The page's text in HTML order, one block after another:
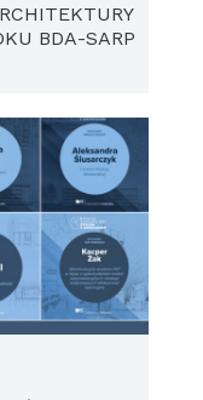
BDA-SARP